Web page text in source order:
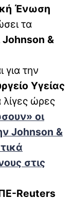
Ένωση
τα
Johnson &
για την
Υγείας
ώρες
οι
Johnson &
στις
Reuters